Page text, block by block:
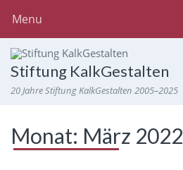
Menu
Stiftung KalkGestalten
20 Jahre Stiftung KalkGestalten 2005–2025
Monat: März 2022